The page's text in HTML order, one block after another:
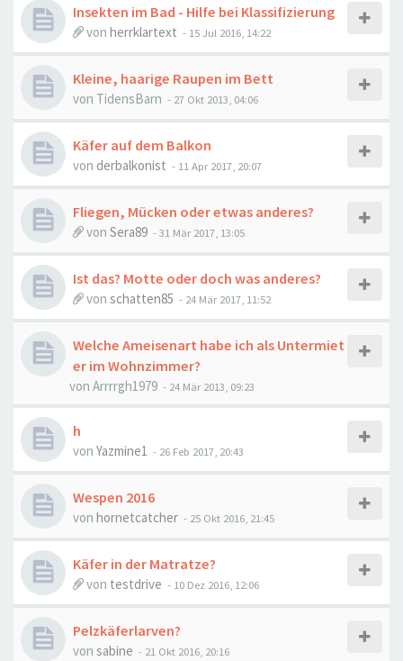
Insekten im Bad - Hilfe bei Klassifizierung
von herrklartext - 15 Jul 2016, 14:22
Kleine, haarige Raupen im Bett
von TidensBarn - 27 Okt 2013, 04:06
Käfer auf dem Balkon
von derbalkonist - 11 Apr 2017, 20:07
Fliegen, Mücken oder etwas anderes?
von Sera89 -31 Mär 2017, 13:05
Ist das? Motte oder doch was anderes?
von schatten85 - 24 Mär 2017, 11:52
Welche Ameisenart habe ich als Untermiet
er im Wohnzimmer?
von Arrrrgh1979 - 24 Mär 2013, 09:23
h
von Yazmine1 - 26 Feb 2017, 20:43
Wespen 2016
von hornetcatcher - 25 Okt 2016, 21:45
Käfer in der Matratze?
von testdrive - 10 Dez 2016, 12:06
Pelzkäferlarven?
von sabine - 21 Okt 2016, 20:16